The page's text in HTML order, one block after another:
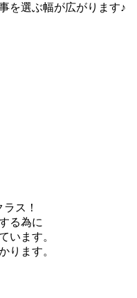
を選ぶ幅が広がります♪
ス！
る為に
います。
ります。